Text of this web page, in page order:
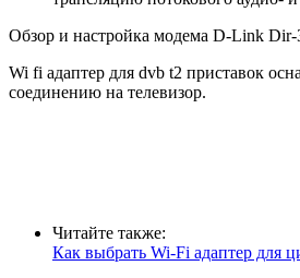
Обзор и настройка модема D-Link Dir-
Wi fi адаптер для dvb t2 приставок
соединению на телевизор.
Читайте также:
Как выбрать Wi-Fi адаптер для